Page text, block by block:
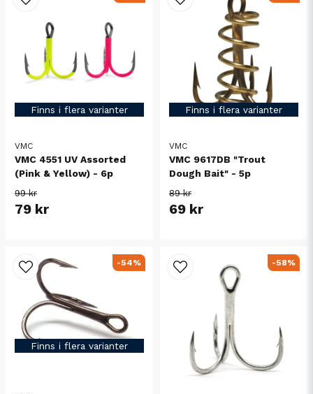
Finns i flera varianter
VMC
VMC 4551 UV Assorted
(Pink & Yellow) - 6p
99 kr
79 kr
Finns i flera varianter
VMC
VMC 9617DB "Trout
Dough Bait" - 5p
89 kr
69 kr
Finns i flera varianter
-54% -58%